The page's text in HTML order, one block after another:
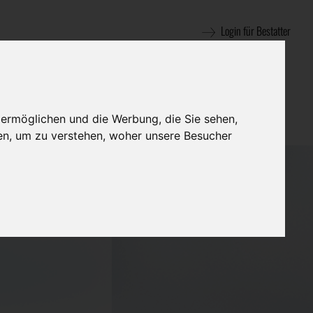
und die Werbung, die Sie sehen,
um zu verstehen, woher unsere Besucher
Login für Bestatter